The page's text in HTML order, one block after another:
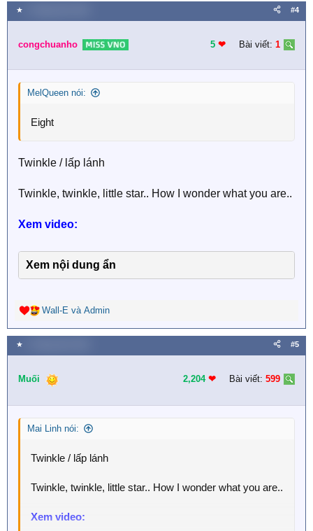
a
c
i
n
s
★ #4
congchuanho 5 ❤︎ Bài viết: 1
MelQueen nói:
Eight
Twinkle / lấp lánh
Twinkle, twinkle, little star.. How I wonder what you are..
Xem video:
Xem nội dung ẩn
R
e
a
c
i
n
s
Wall-E và Admin
★ #5
Muối 2,204 ❤︎ Bài viết: 599
Mai Linh nói:
Twinkle / lấp lánh
Twinkle, twinkle, little star.. How I wonder what you are..
Xem video: